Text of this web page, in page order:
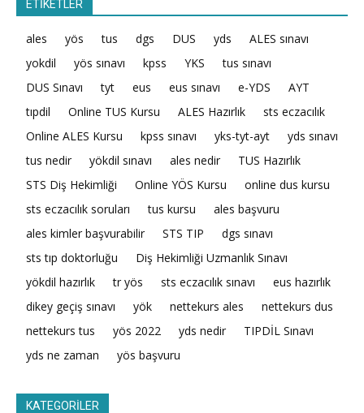
ETİKETLER
ales yös tus dgs DUS yds
ALES sınavı
yokdil
yös sınavı kpss YKS
tus sınavı
DUS Sınavı
tyt eus eus sınavı e-YDS
AYT
tıpdil
Online TUS Kursu ALES Hazırlık
sts eczacılık
Online ALES Kursu
kpss sınavı yks-tyt-ayt
yds sınavı
tus nedir
yökdil sınavı ales nedir
TUS Hazırlık
STS Diş Hekimliği
Online YÖS Kursu
online dus kursu
sts eczacılık soruları
tus kursu
ales başvuru
ales kimler başvurabilir
STS TIP
dgs sınavı
sts tıp doktorluğu
Diş Hekimliği Uzmanlık Sınavı
yökdil hazırlık
tr yös sts eczacılık sınavı
eus hazırlık
dikey geçiş sınavı
yök nettekurs ales
nettekurs dus
nettekurs tus
yös 2022 yds nedir
TIPDİL Sınavı
yds ne zaman
yös başvuru
KATEGORİLER